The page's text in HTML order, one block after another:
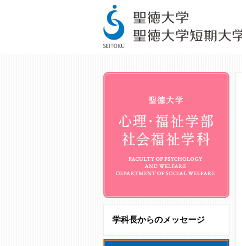
学科長からのメッセージ